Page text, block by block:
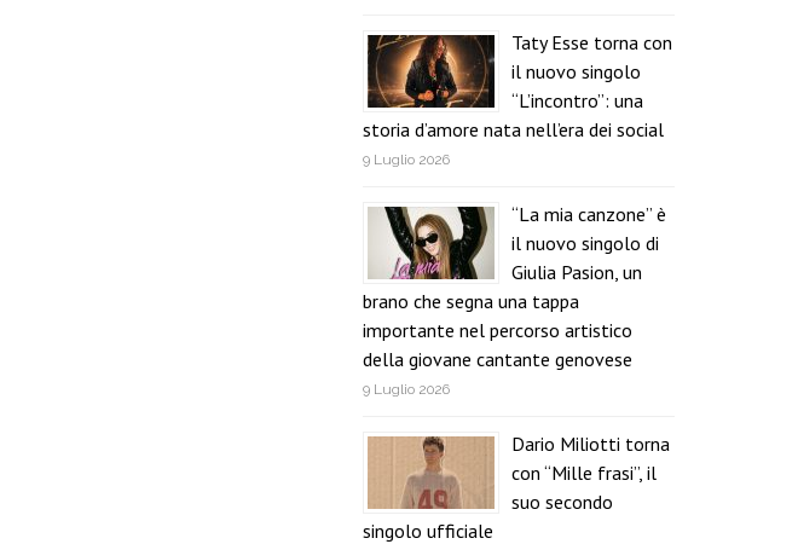
Taty Esse torna con
il nuovo singolo
“L’incontro”: una
storia d’amore nata nell’era dei social
9 Luglio 2026
“La mia canzone” è
il nuovo singolo di
Giulia Pasion, un
brano che segna una tappa
importante nel percorso artistico
della giovane cantante genovese
9 Luglio 2026
Dario Miliotti torna
con “Mille frasi”, il
suo secondo
singolo ufficiale